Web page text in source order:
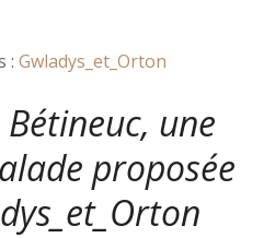
: Gwladys_et_Orton
Bétineuc, une
proposée